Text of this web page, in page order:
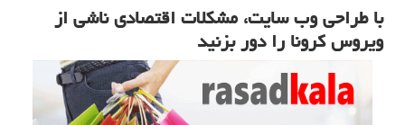
با طراحی وب سایت، مشكلات اقتصادی ناشی از
ویروس كرونا را دور بزنید